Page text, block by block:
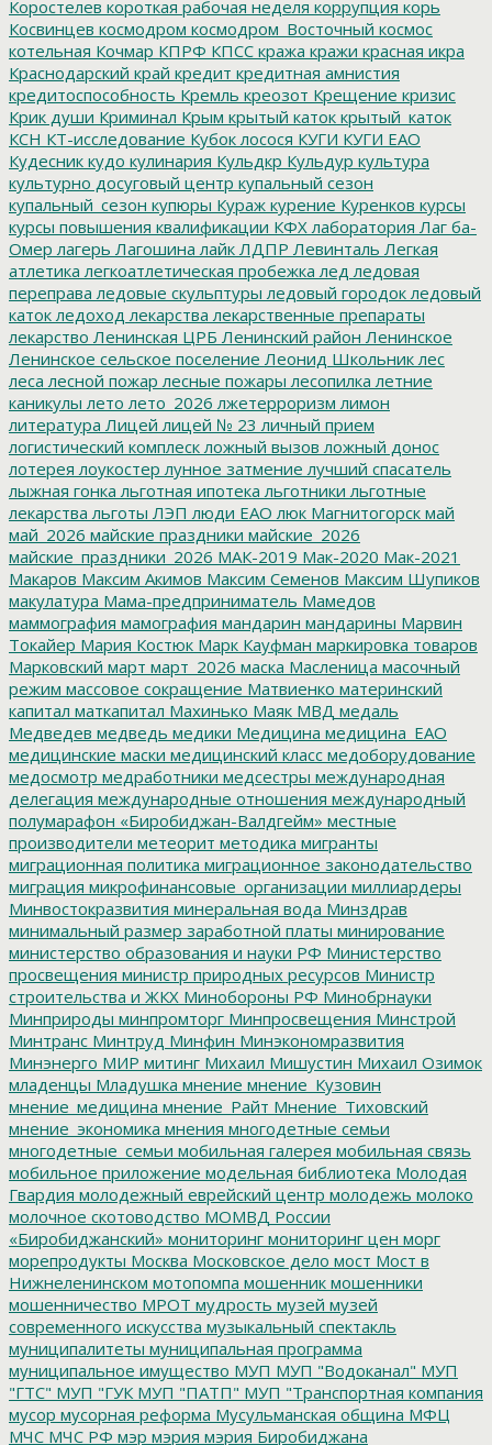
Коростелев короткая рабочая неделя коррупция корь
Косвинцев космодром космодром_Восточный космос
котельная Кочмар КПРФ КПСС кража кражи красная икра
Краснодарский край кредит кредитная амнистия
кредитоспособность Кремль креозот Крещение кризис
Крик души Криминал Крым крытый каток крытый_каток
КСН КТ-исследование Кубок лосося КУГИ КУГИ ЕАО
Кудесник кудо кулинария Кульдкр Кульдур культура
культурно досуговый центр купальный сезон
купальный_сезон купюры Кураж курение Куренков курсы
курсы повышения квалификации КФХ лаборатория Лаг ба-
Омер лагерь Лагошина лайк ЛДПР Левинталь Легкая
атлетика легкоатлетическая пробежка лед ледовая
переправа ледовые скульптуры ледовый городок ледовый
каток ледоход лекарства лекарственные препараты
лекарство Ленинская ЦРБ Ленинский район Ленинское
Ленинское сельское поселение Леонид Школьник лес
леса лесной пожар лесные пожары лесопилка летние
каникулы лето лето_2026 лжетерроризм лимон
литература Лицей лицей № 23 личный прием
логистический комплеск ложный вызов ложный донос
лотерея лоукостер лунное затмение лучший спасатель
лыжная гонка льготная ипотека льготники льготные
лекарства льготы ЛЭП люди ЕАО люк Магнитогорск май
май_2026 майские праздники майские_2026
майские_праздники_2026 МАК-2019 Мак-2020 Мак-2021
Макаров Максим Акимов Максим Семенов Максим Шупиков
макулатура Мама-предприниматель Мамедов
маммография мамография мандарин мандарины Марвин
Токайер Мария Костюк Марк Кауфман маркировка товаров
Марковский март март_2026 маска Масленица масочный
режим массовое сокращение Матвиенко материнский
капитал маткапитал Махинько Маяк МВД медаль
Медведев медведь медики Медицина медицина_ЕАО
медицинские маски медицинский класс медоборудование
медосмотр медработники медсестры международная
делегация международные отношения международный
полумарафон «Биробиджан-Валдгейм» местные
производители метеорит методика мигранты
миграционная политика миграционное законодательство
миграция микрофинансовые_организации миллиардеры
Минвостокразвития минеральная вода Минздрав
минимальный размер заработной платы минирование
министерство образования и науки РФ Министерство
просвещения министр природных ресурсов Министр
строительства и ЖКХ Минобороны РФ Минобрнауки
Минприроды минпромторг Минпросвещения Минстрой
Минтранс Минтруд Минфин Минэкономразвития
Минэнерго МИР митинг Михаил Мишустин Михаил Озимок
младенцы Младушка мнение мнение_Кузовин
мнение_медицина мнение_Райт Мнение_Тиховский
мнение_экономика мнения многодетные семьи
многодетные_семьи мобильная галерея мобильная связь
мобильное приложение модельная библиотека Молодая
Гвардия молодежный еврейский центр молодежь молоко
молочное скотоводство МОМВД России
«Биробиджанский» мониторинг мониторинг цен морг
морепродукты Москва Московское дело мост Мост в
Нижнеленинском мотопомпа мошенник мошенники
мошенничество МРОТ мудрость музей музей
современного искусства музыкальный спектакль
муниципалитеты муниципальная программа
муниципальное имущество МУП МУП "Водоканал" МУП
"ГТС" МУП "ГУК МУП "ПАТП" МУП "Транспортная компания
мусор мусорная реформа Мусульманская община МФЦ
МЧС МЧС РФ мэр мэрия мэрия Биробиджана